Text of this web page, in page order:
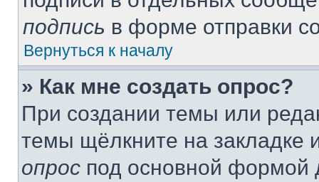
подпись в форме отправки
Вернуться к началу
» Как мне создать опрос?
При создании темы или
темы щёлкните на
опрос под основной формой